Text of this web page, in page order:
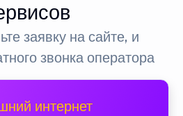
заявку на сайте, и
звонка оператора
интернет